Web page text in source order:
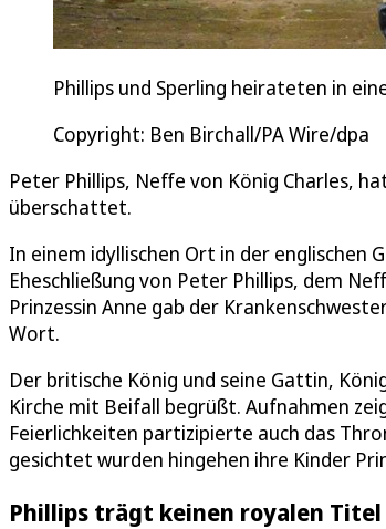
Phillips und Sperling heirateten in
Copyright: Ben Birchall/PA Wire/dpa
Peter Phillips, Neffe von König Charles,
überschattet.
In einem idyllischen Ort in der
Eheschließung von Peter Phillips, dem
Prinzessin Anne gab der
Wort.
Der britische König und seine Gattin,
Kirche mit Beifall begrüßt. Aufnahmen
Feierlichkeiten partizipierte auch das
gesichtet wurden hingehen ihre Kinder
Phillips trägt keinen royalen Titel